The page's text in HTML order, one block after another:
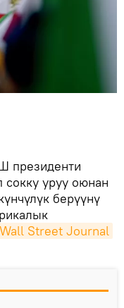
президенти
сокку уруу оюнан
берүүнү
Wall Street Journal